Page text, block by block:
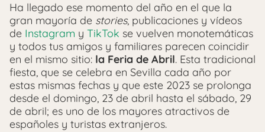
Ha llegado ese momento del año en el que la
gran mayoría de stories, publicaciones y vídeos
de Instagram y TikTok se vuelven monotemáticas
y todos tus amigos y familiares parecen coincidir
en el mismo sitio: la Feria de Abril. Esta tradicional
fiesta, que se celebra en Sevilla cada año por
estas mismas fechas y que este 2023 se prolonga
desde el domingo, 23 de abril hasta el sábado, 29
de abril; es uno de los mayores atractivos de
españoles y turistas extranjeros.